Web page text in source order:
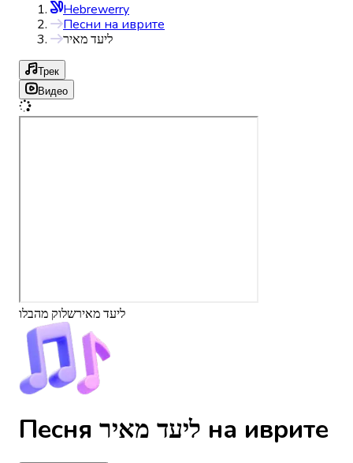
Hebrewerry
Песни на иврите
ליעד מאיר
Трек
Видео
ליעד מאירשלוק מהבלו
Песня ליעד מאיר на иврите